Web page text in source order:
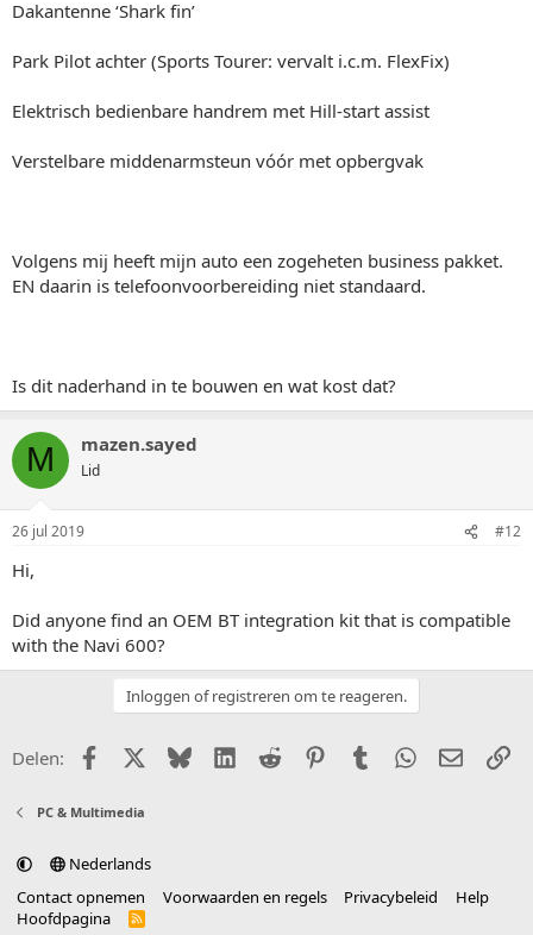
Dakantenne ‘Shark fin’
Park Pilot achter (Sports Tourer: vervalt i.c.m. FlexFix)
Elektrisch bedienbare handrem met Hill-start assist
Verstelbare middenarmsteun vóór met opbergvak
Volgens mij heeft mijn auto een zogeheten business pakket.
EN daarin is telefoonvoorbereiding niet standaard.
Is dit naderhand in te bouwen en wat kost dat?
M mazen.sayed
Lid
26 jul 2019 #12
Hi,
Did anyone find an OEM BT integration kit that is compatible
with the Navi 600?
Inloggen of registreren om te reageren.
Delen: FacebookX (Twitter)
BlueskyLinkedIn
Reddit PinterestTumblr WhatsApp
E-mail
PC & Multimedia
Nederlands
Contact opnemen
Voorwaarden en regels Privacybeleid
Help
Hoofdpagina
R